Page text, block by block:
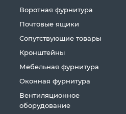
Воротная фурнитура
Почтовые ящики
Сопутствующие товары
Кронштейны
Мебельная фурнитура
Оконная фурнитура
Вентиляционное
оборудование